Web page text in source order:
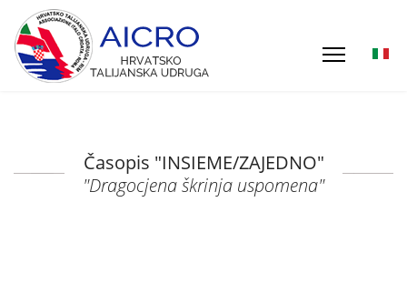
Časopis "INSIEME/ZAJEDNO"
"Dragocjena škrinja uspomena"